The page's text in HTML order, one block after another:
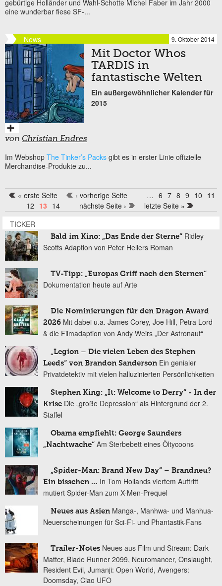
gebürtige Holländer und Wahl-Schotte Michel Faber im Jahr 2000
eine wunderbar fiese SF-...
News 9. Oktober 2014
Mit Doctor Whos
TARDIS in
fantastische Welten
Ein außergewöhnlicher Kalender für
2015
von Christian Endres
Im Webshop The Tinker’s Packs gibt es in erster Linie offizielle
Merchandise-Produkte zu...
Seiten
« erste Seite ‹ vorherige Seite … 6 7 8 9 10 11
12 13 14 nächste Seite ›
letzte Seite »
TICKER
Bald im Kino: „Das Ende der Sterne“ Ridley
Scotts Adaption von Peter Hellers Roman
TV-Tipp: „Europas Griff nach den Sternen“
Dokumentation heute auf Arte
Die Nominierungen für den Dragon Award
2026 Mit dabei u.a. James Corey, Joe Hill, Petra Lord
& die Filmadaption von Andy Weirs „Der Astronaut“
„Legion – Die vielen Leben des Stephen
Leeds“ von Brandon Sanderson Ein genialer
Privatdetektiv mit vielen halluzinierten Persönlichkeiten
Stephen King: „It: Welcome to Derry“ - In der
Krise Die „große Depression“ als Hintergrund der 2.
Staffel
Obama empfiehlt: George Saunders
„Nachtwache“ Am Sterbebett eines Öltycoons
„Spider-Man: Brand New Day“ – Brandneu?
Ein bisschen … In Tom Hollands viertem Auftritt
mutiert Spider-Man zum X-Men-Prequel
Neues aus Asien Manga-, Manhwa- und Manhua-
Neuerscheinungen für Sci-Fi- und Phantastik-Fans
Trailer-Notes Neues aus Film und Stream: Dark
Matter, Blade Runner 2099, Neuromancer, Onslaught,
Resident Evil, Jumanji: Open World, Avengers:
Doomsday, Ciao UFO